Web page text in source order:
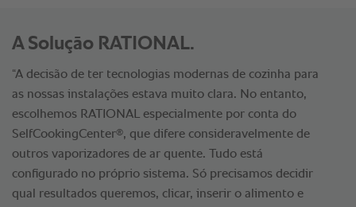
A Solução RATIONAL.
“A decisão de ter tecnologias modernas de cozinha para
as nossas instalações estava muito clara. No entanto,
escolhemos RATIONAL especialmente por conta do
SelfCookingCenter®, que difere consideravelmente de
outros vaporizadores de ar quente. Tudo está
configurado no próprio sistema. Só precisamos decidir
qual resultados queremos, clicar, inserir o alimento e